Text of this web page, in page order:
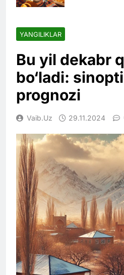
YANGILIKLAR
Bu yil dekabr
bo‘ladi:
prognozi
Vaib.uz 29.11.2024